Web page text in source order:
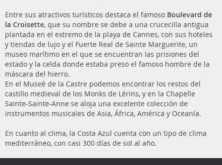
Entre sus atractivos turísticos destaca el famoso Boulevard de
la Croisette, que su nombre se debe a una crucecilla antigua
plantada en el extremo de la playa de Cannes, con sus hoteles
y tiendas de lujo y el Fuerte Real de Sainte Marguerite, un
museo marítimo en el que se encuentran las prisiones del
estado y la celda donde estaba preso el famoso hombre de la
máscara del hierro.
En el Museé de la Castre podemos encontrar los restos del
castillo medieval de los Monks de Lérins, y en la Chapelle
Sainte-Sainte-Anne se aloja una excelente colección de
instrumentos musicales de Asia, África, América y Oceanía.
En cuanto al clima, la Costa Azul cuenta con un tipo de clima
mediterráneo, con casi 300 días de sol al año.